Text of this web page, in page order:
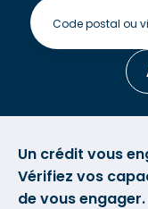
Un crédit vous
Vérifiez vos
de vous engager.